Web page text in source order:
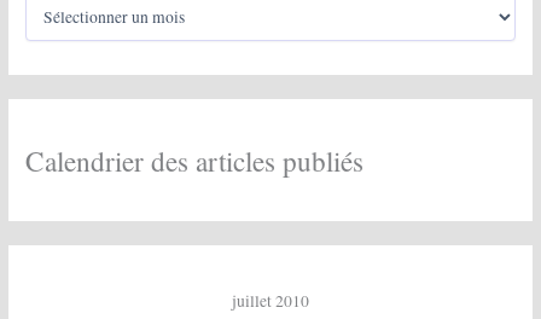
h
i
e
s
Calendrier des articles publiés
juillet 2010